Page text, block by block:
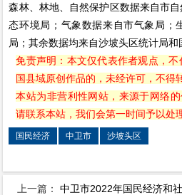
森林、林地、自然保护区数据来自市
态环境局；气象数据来自市气象局；
局；其余数据均来自沙坡头区统计局和
免责声明：本文仅代表作者观点，
国县域原创作品的，未经许可，不得
本站为非营利性网站，来源于网络
请联系本站，我们会第一时间予以处
国民经济 中卫市 沙坡头区
上一篇：中卫市2022年国民经济和